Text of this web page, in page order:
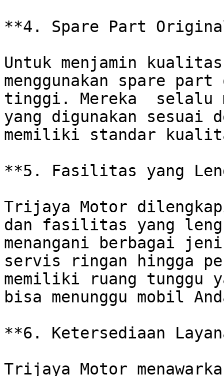
**4. Spare Part
Untuk menjamin
menggunakan spare
tinggi. Mereka  selalu
yang digunakan sesuai
memiliki standar
**5. Fasilitas yang
Trijaya Motor
dan fasilitas yang
menangani berbagai
servis ringan hingga
memiliki ruang tunggu
bisa menunggu mobil
**6. Ketersediaan
Trijaya Motor